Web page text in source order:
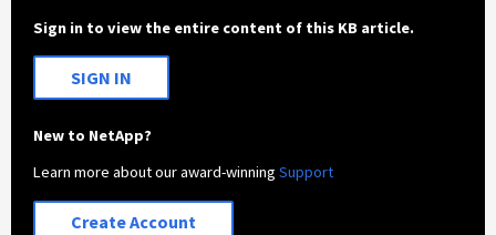
Sign in to view the entire content of this KB article.
SIGN IN
New to NetApp?
Learn more about our award-winningSupport
Create Account